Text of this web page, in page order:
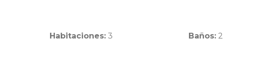
Habitaciones: 3 Baños: 2